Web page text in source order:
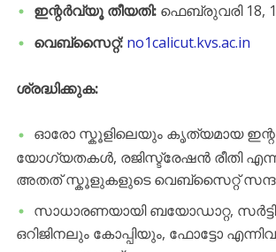
ഇന്റർവ്യൂ തീയതി:ഫെബ്രുവരി 18,
വെബ്സൈറ്റ്: no1calicut.kvs.ac.in
ശ്രദ്ധിക്കുക:
​ഓരോ സ്കൂളിലെയും കൃത്യമായ
യോഗ്യതകൾ, രജിസ്ട്രേഷൻ രീതി
അതത് സ്കൂളുകളുടെ വെബ്സൈറ്റ്
​സാധാരണയായി ബയോഡാറ്റ,
ഒറിജിനലും കോപ്പിയും, ഫോട്ടോ എന്നിവ